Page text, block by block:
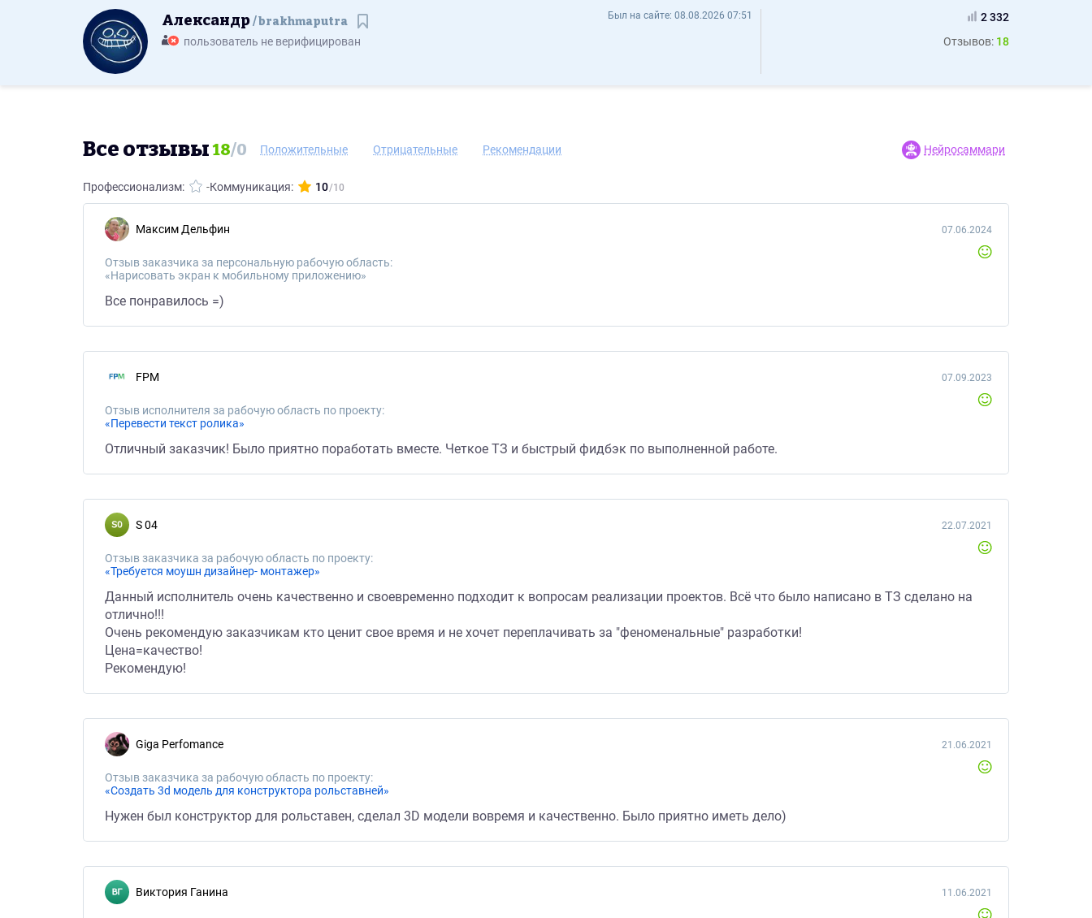
Александр brakhmaputra - ОтзывыБыл на сайте: 08.08.2026 07:51
Александр brakhmaputra
Сохранить контакт
пользователь не верифицирован
2 332
Отзывов: 18
Все отзывы18/0 Положительные Отрицательные Рекомендации Нейросаммари
Профессионализм: -Коммуникация: 10
Максим Дельфин
Отзыв заказчика за персональную рабочую область:
«Нарисовать экран к мобильному приложению»
07.06.2024
Все понравилось =)
FPM
Отзыв исполнителя за рабочую область по проекту:
«Перевести текст ролика»
07.09.2023
Отличный заказчик! Было приятно поработать вместе. Четкое ТЗ и быстрый фидбэк по выполненной работе.
S 04
Отзыв заказчика за рабочую область по проекту:
«Требуется моушн дизайнер- монтажер»
22.07.2021
Данный исполнитель очень качественно и своевременно подходит к вопросам реализации проектов. Всё что было написано в ТЗ сделано на
отлично!!!
Очень рекомендую заказчикам кто ценит свое время и не хочет переплачивать за "феноменальные" разработки!
Цена=качество!
Рекомендую!
Giga Perfomance
Отзыв заказчика за рабочую область по проекту:
«Создать 3d модель для конструктора рольставней»
21.06.2021
Нужен был конструктор для рольставен, сделал 3D модели вовремя и качественно. Было приятно иметь дело)
Виктория Ганина 11.06.2021